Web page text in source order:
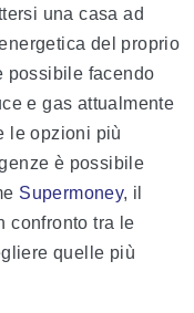
una casa ad
del proprio
possibile facendo
e gas attualmente
le opzioni più
è possibile
Supermoney, il
confronto tra le
quelle più